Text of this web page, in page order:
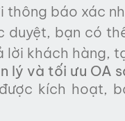
thông báo xác
duyệt, bạn có
lời khách hàng,
lý và tối ưu OA
kích hoạt,